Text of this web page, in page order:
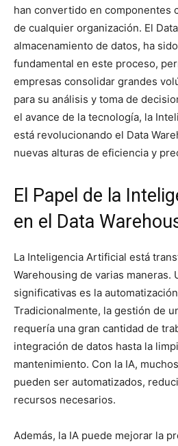
han convertido en componentes
de cualquier organización. El
almacenamiento de datos, ha
fundamental en este proceso,
empresas consolidar grandes
para su análisis y toma de
el avance de la tecnología, la
está revolucionando el Data
nuevas alturas de eficiencia y
El Papel de la
en el Data
La Inteligencia Artificial está
Warehousing de varias maneras.
significativas es la
Tradicionalmente, la gestión de
requería una gran cantidad de
integración de datos hasta la
mantenimiento. Con la IA,
pueden ser automatizados,
recursos necesarios.
Además, la IA puede mejorar la